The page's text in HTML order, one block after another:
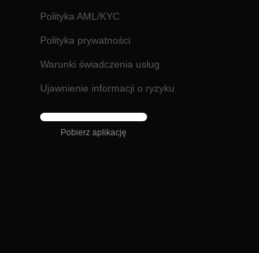
Polityka AML/KYC
Polityka prywatności
Warunki świadczenia usług
Ujawnienie informacji o ryzyku
Pobierz aplikację